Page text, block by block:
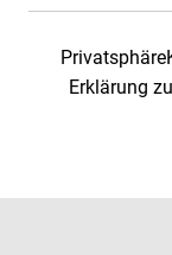
Privatsphäre
Erklärung